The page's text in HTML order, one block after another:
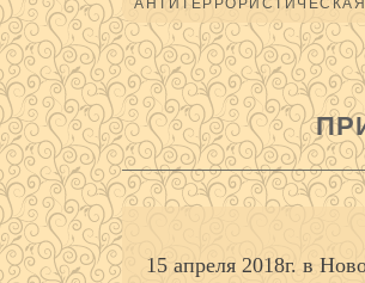
15 апреля 2018г. в